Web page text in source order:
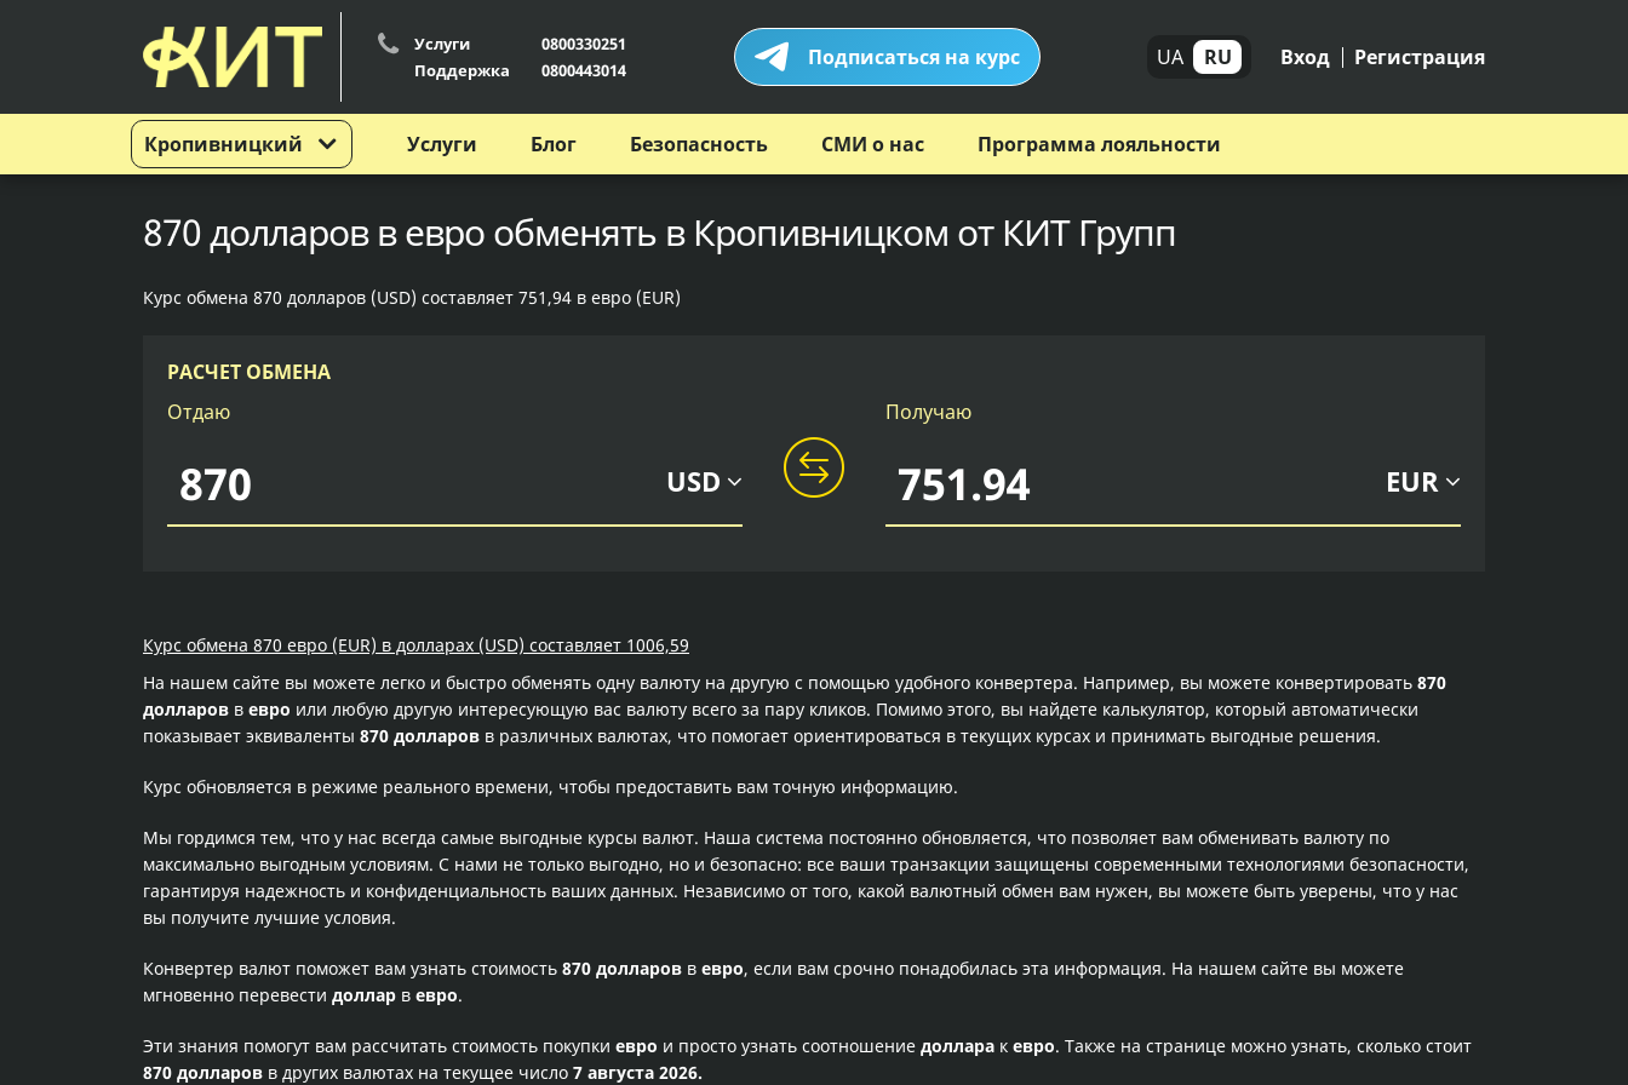
Кропивницкий
Услуги
Показати
Поддержка
0800443014 Подписаться на курс UA RU Вход Регистрация
Услуги Блог Безопасность СМИ о нас Программа лояльности
870 долларов в евро обменять в Кропивницком от КИТ Групп
Курс обмена 870 долларов (USD) составляет 751,94 в евро (EUR)
РАСЧЕТ ОБМЕНА
Отдаю
USD
Получаю
EUR
Курс обмена 870 евро (EUR) в долларах (USD) составляет 1006,59
На нашем сайте вы можете легко и быстро обменять одну валюту на другую с помощью удобного конвертера. Например, вы можете конвертировать 870
долларов в евро или любую другую интересующую вас валюту всего за пару кликов. Помимо этого, вы найдете калькулятор, который автоматически
показывает эквиваленты 870 долларов в различных валютах, что помогает ориентироваться в текущих курсах и принимать выгодные решения.
Курс обновляется в режиме реального времени, чтобы предоставить вам точную информацию.
Мы гордимся тем, что у нас всегда самые выгодные курсы валют. Наша система постоянно обновляется, что позволяет вам обменивать валюту по
максимально выгодным условиям. С нами не только выгодно, но и безопасно: все ваши транзакции защищены современными технологиями безопасности,
гарантируя надежность и конфиденциальность ваших данных. Независимо от того, какой валютный обмен вам нужен, вы можете быть уверены, что у нас
вы получите лучшие условия.
Конвертер валют поможет вам узнать стоимость 870 долларов в евро, если вам срочно понадобилась эта информация. На нашем сайте вы можете
мгновенно перевести доллар в евро.
Эти знания помогут вам рассчитать стоимость покупки евро и просто узнать соотношение доллара к евро. Также на странице можно узнать, сколько стоит
870 долларов в других валютах на текущее число 7 августа 2026.